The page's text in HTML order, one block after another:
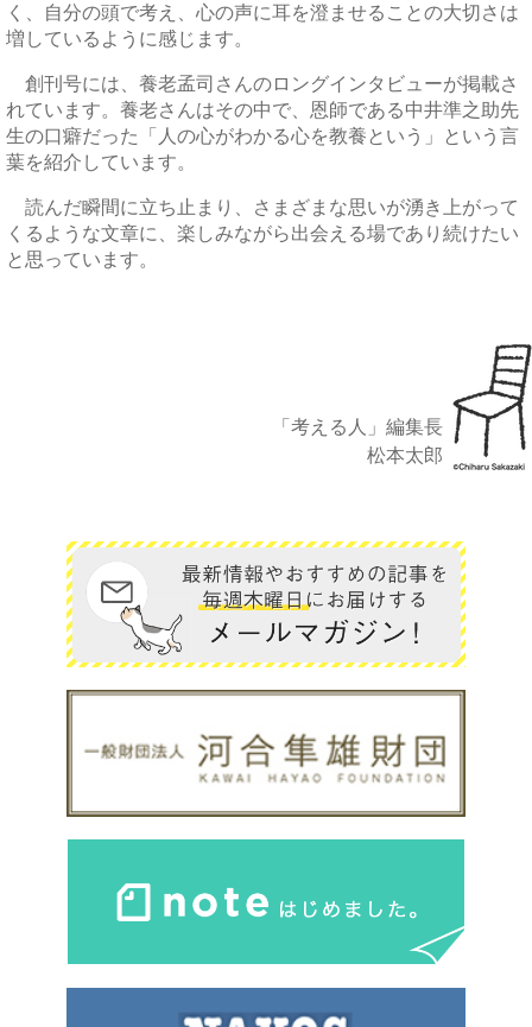
く、自分の頭で考え、心の声に耳を澄ませることの大切さは
増しているように感じます。
創刊号には、養老孟司さんのロングインタビューが掲載さ
れています。養老さんはその中で、恩師である中井準之助先
生の口癖だった「人の心がわかる心を教養という」という言
葉を紹介しています。
読んだ瞬間に立ち止まり、さまざまな思いが湧き上がって
くるような文章に、楽しみながら出会える場であり続けたい
と思っています。
「考える人」編集長
松本太郎